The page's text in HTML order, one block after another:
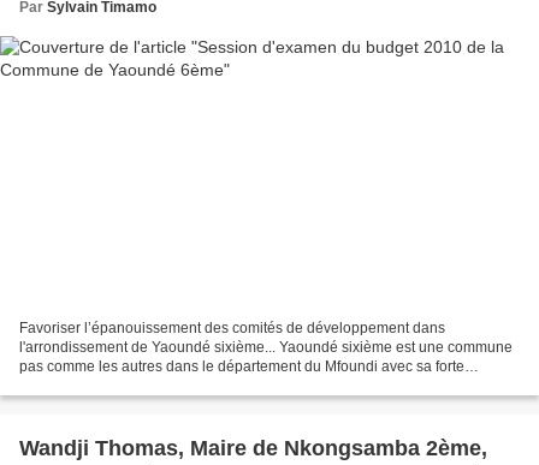
Par Sylvain Timamo
Favoriser l’épanouissement des comités de développement dans
l'arrondissement de Yaoundé sixième... Yaoundé sixième est une commune
pas comme les autres dans le département du Mfoundi avec sa forte
Wandji Thomas, Maire de Nkongsamba 2ème,